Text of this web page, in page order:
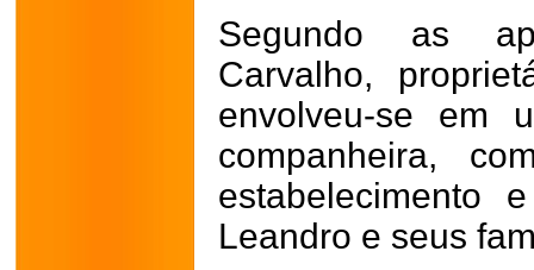
Segundo as
Carvalho,
envolveu-se em
companheira,
estabelecimento
Leandro e seus